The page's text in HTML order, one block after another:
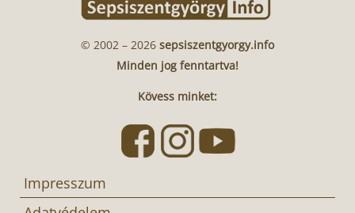
© 2002 – 2026 sepsiszentgyorgy.info
Minden jog fenntartva!
Kövess minket:
Impresszum